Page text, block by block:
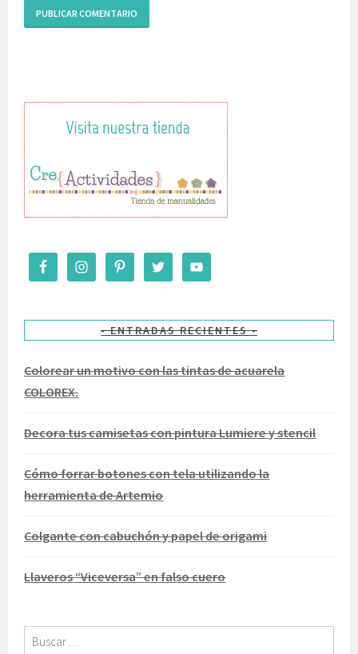
ENTRADAS RECIENTES
Colorear un motivo con las tintas de acuarela
COLOREX.
Decora tus camisetas con pintura Lumiere y stencil
Cómo forrar botones con tela utilizando la
herramienta de Artemio
Colgante con cabuchón y papel de origami
Llaveros “Viceversa” en falso cuero
Buscar: